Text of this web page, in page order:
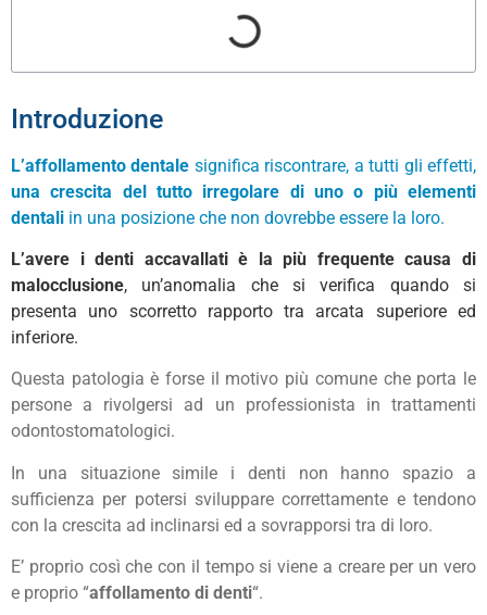
Introduzione
L’affollamento dentale significa riscontrare, a tutti gli effetti,
una crescita del tutto irregolare di uno o più elementi
dentali in una posizione che non dovrebbe essere la loro.
L’avere i denti accavallati è la più frequentecausa di
malocclusione, un’anomalia che si verifica quando si
presenta uno scorretto rapporto tra arcata superiore ed
inferiore.
Questa patologia è forse il motivo più comune che porta le
persone a rivolgersi ad un professionista in trattamenti
odontostomatologici.
In una situazione simile i denti non hanno spazio a
sufficienza per potersi sviluppare correttamente e tendono
con la crescita ad inclinarsi ed a sovrapporsi tra di loro.
E’ proprio così che con il tempo si viene a creare per un vero
e proprio “affollamento di denti“.